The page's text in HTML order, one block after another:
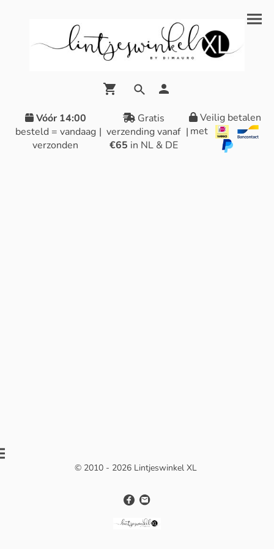
Vóór 14:00
besteld = vandaag
verzonden
|
Gratis
verzending vanaf
€65 in NL & DE
|
Veilig betalen
met
© 2010 - 2026 Lintjeswinkel XL